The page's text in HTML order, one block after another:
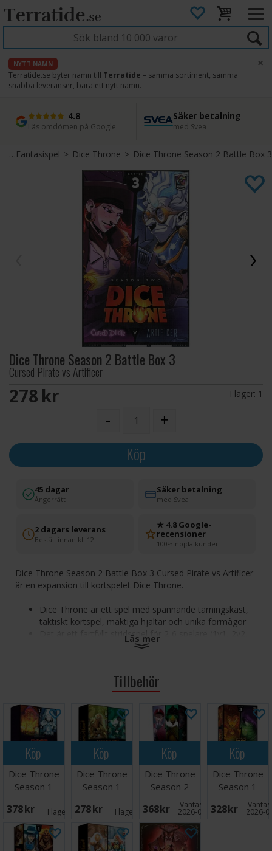
NYTT NAMN
Terratide.se byter namn till Terratide – samma sortiment, samma
snabba leveranser, bara ett nytt namn.
×
4.8
Läs omdömen på Google
Säker betalning
med Svea
Snabb leverans
Direkt från lager
45 dagars ångerrätt
Enkel retur
>Fantasispel> Dice Throne> Dice Throne Season 2 Battle Box 3
Dice Throne Season 2 Battle Box 3
Cursed Pirate vs Artificer
278 SEK I lager: 1
- +
Köp
45 dagar
Ångerrätt
Säker betalning
med Svea
2 dagars leverans
Beställ innan kl. 12
★ 4.8 Google-
recensioner
100% nöjda kunder
Dice Throne Season 2 Battle Box 3 Cursed Pirate vs Artificer
är en expansion till kortspelet Dice Throne.
Dice Throne är ett spel med spännande tärningskast,
taktiskt kortspel, mäktiga hjältar och unika förmågor
Det är ett fartfyllt stridsspel för 2-6 spelare (1v1, 2v2,
3v3, 2v2v2 eller fritt för alla)
Cursed Pirate vs Artificer Battle Box ger två spelbara
karaktärer till Dice Throne
Antal spelare: 2-6
Ålder: 8+
Speltid: 20-40 minuter
Språk:
Engelska Expansion, kan spelas ensam men rekommenderas
i kombination med andra Dice Throne-titlar
Läs mer
Tillbehör
Köp
Dice Throne
Season 1
1
378 SEK I lager: 4
Köp
Dice Throne
Season 1
4
278 SEK I lager: 1
Köp
Dice Throne
Season 2
Battle Box 2
368 SEK Väntas in:
2026-09-30
Köp
Dice Throne
Season 1
ReRolled Box
3
328 SEK 2026-